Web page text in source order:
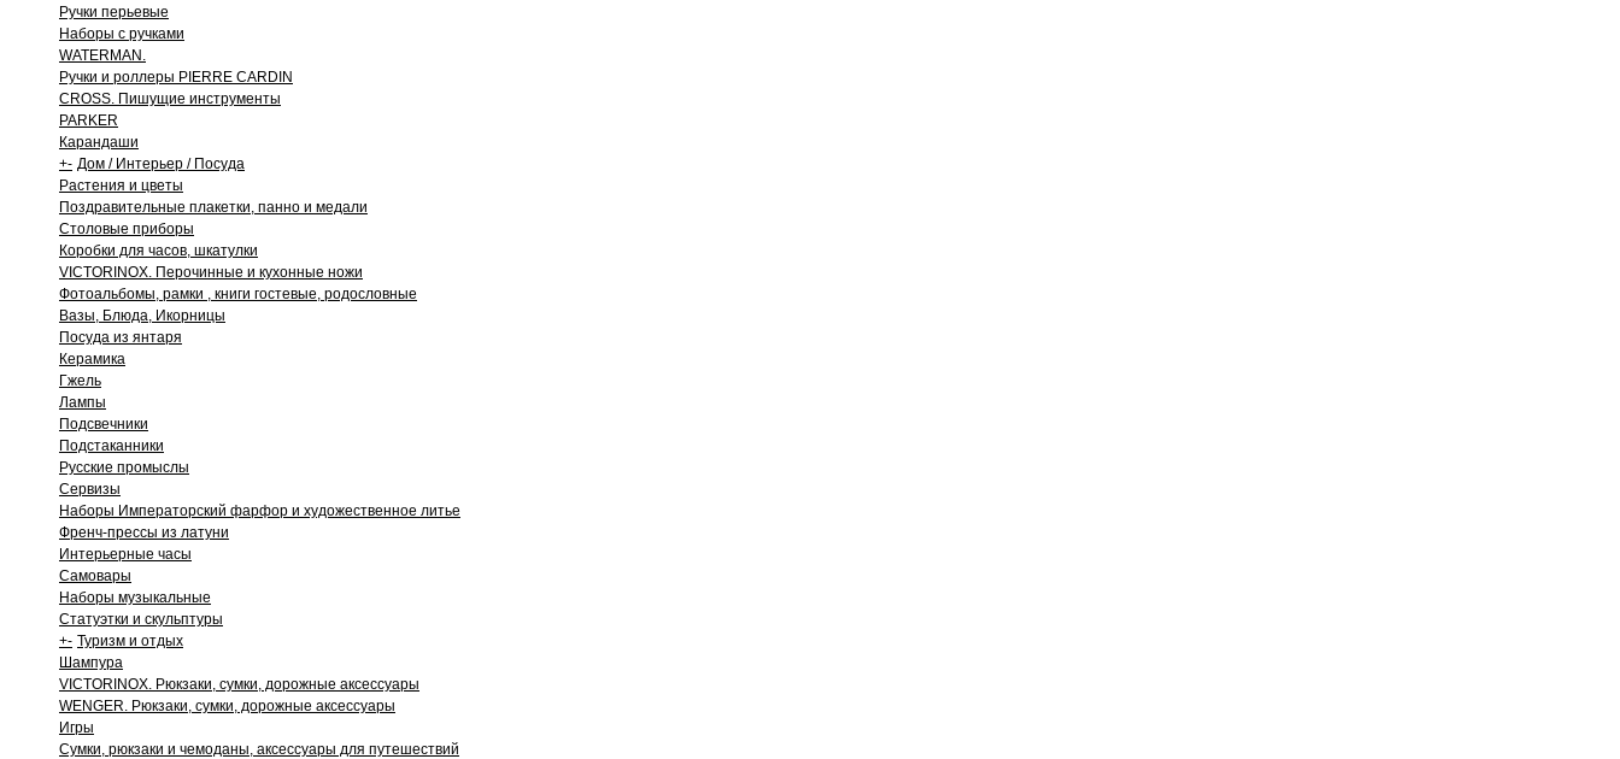
Ручки перьевые
Наборы с ручками
WATERMAN.
Ручки и роллеры PIERRE CARDIN
CROSS. Пишущие инструменты
PARKER
Карандаши
+- Дом / Интерьер / Посуда
Растения и цветы
Поздравительные плакетки, панно и медали
Столовые приборы
Коробки для часов, шкатулки
VICTORINOX. Перочинные и кухонные ножи
Фотоальбомы, рамки , книги гостевые, родословные
Вазы, Блюда, Икорницы
Посуда из янтаря
Керамика
Гжель
Лампы
Подсвечники
Подстаканники
Русские промыслы
Сервизы
Наборы Императорский фарфор и художественное литье
Френч-прессы из латуни
Интерьерные часы
Самовары
Наборы музыкальные
Статуэтки и скульптуры
+- Туризм и отдых
Шампура
VICTORINOX. Рюкзаки, сумки, дорожные аксессуары
WENGER. Рюкзаки, сумки, дорожные аксессуары
Игры
Сумки, рюкзаки и чемоданы, аксессуары для путешествий